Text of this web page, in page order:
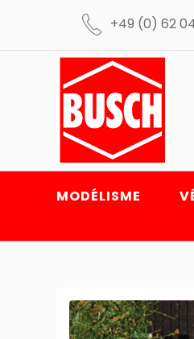
+49 (0) 62
MODÉLISME